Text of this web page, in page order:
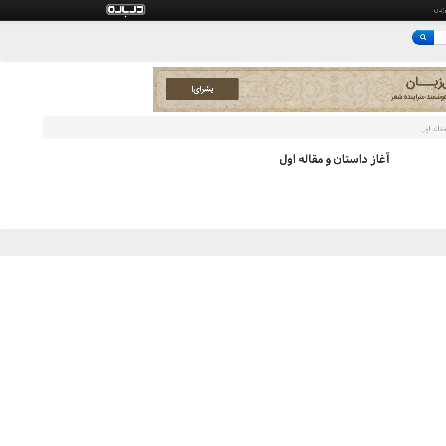
اول
آغاز داستان و مقاله اول